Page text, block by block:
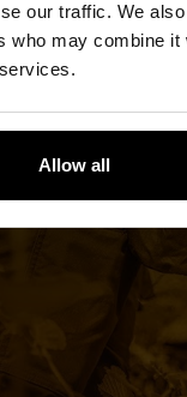
our traffic. We
who may combine it
Allow all